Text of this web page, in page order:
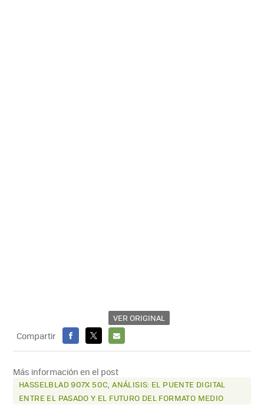
VER ORIGINAL
Compartir
FACEBOOK
X
E-
MAIL
Más información en el post
HASSELBLAD 907X 50C, ANÁLISIS: EL PUENTE DIGITAL
ENTRE EL PASADO Y EL FUTURO DEL FORMATO MEDIO